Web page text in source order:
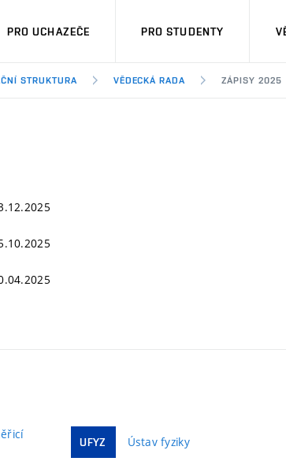
PRO UCHAZEČE PRO STUDENTY
STRUKTURA VĚDECKÁ RADA ZÁPISY 2025
UFYZ Ústav fyziky